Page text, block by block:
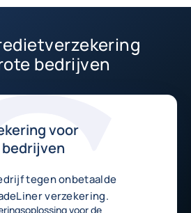
bedrijven
voor
tegen onbetaalde
verzekering.
voor de